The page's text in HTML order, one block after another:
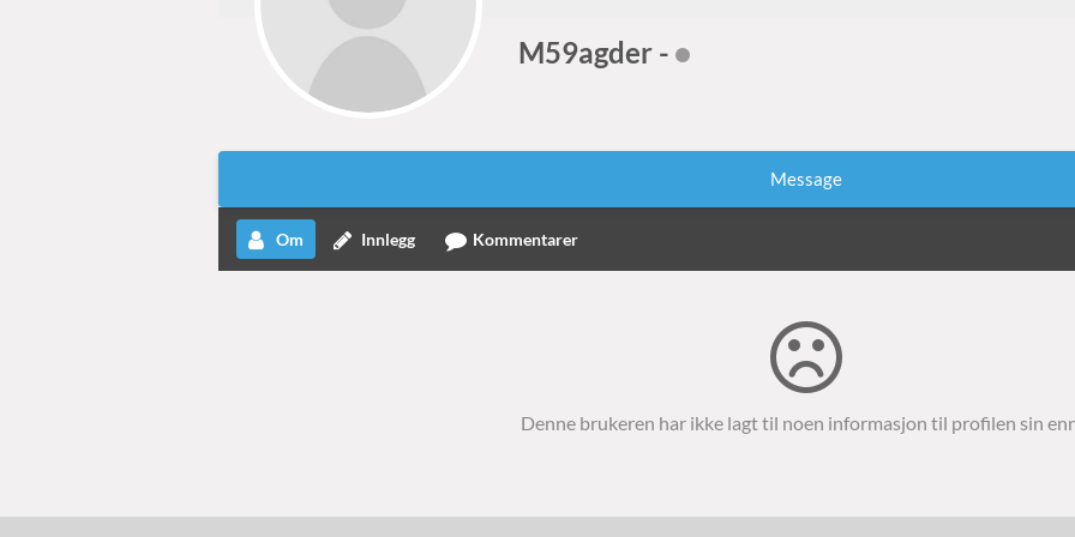
M59agder -
Message
Om Innlegg Kommentarer
Denne brukeren har ikke lagt til noen informasjon til profilen sin